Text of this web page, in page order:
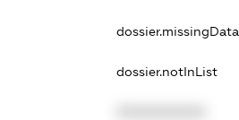
dossier.missingData
dossier.notInList